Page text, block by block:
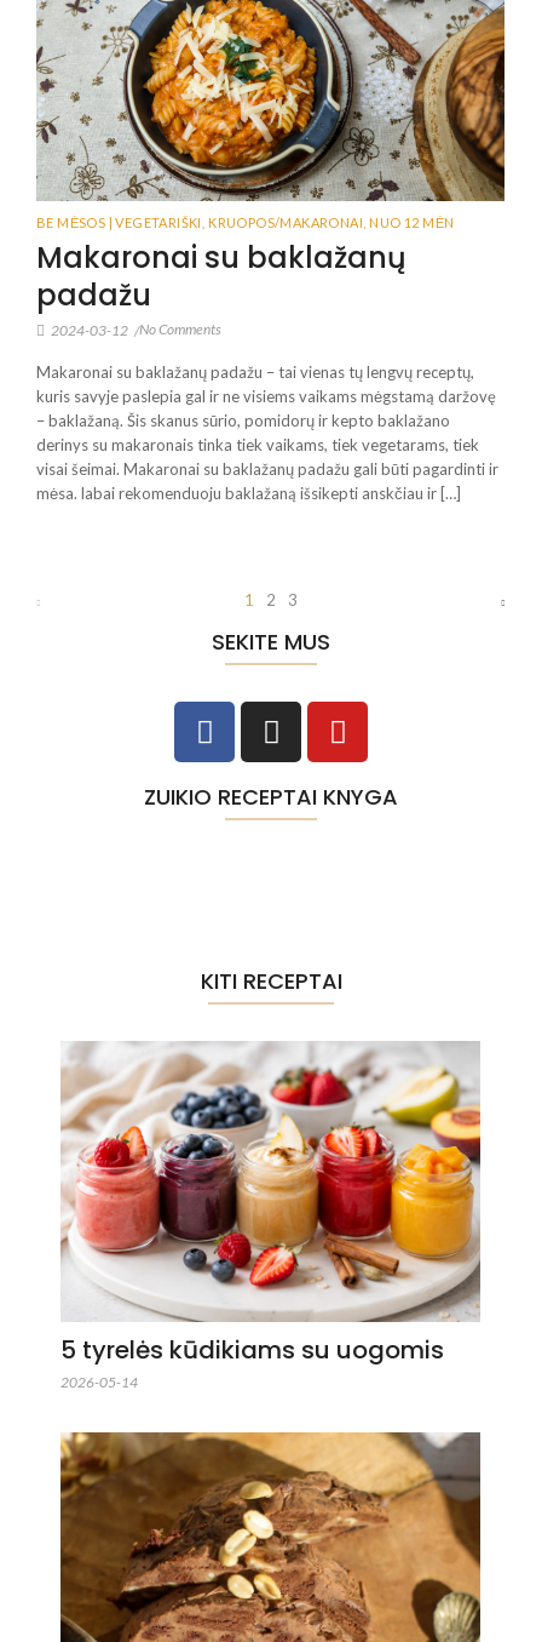
BE MĖSOS | VEGETARIŠKI KRUOPOS/MAKARONAI NUO 12 MĖN
Makaronai su baklažanų
padažu
2024-03-12 /No Comments
Makaronai su baklažanų padažu – tai vienas tų lengvų receptų,
kuris savyje paslepia gal ir ne visiems vaikams mėgstamą daržovę
– baklažaną. Šis skanus sūrio, pomidorų ir kepto baklažano
derinys su makaronais tinka tiek vaikams, tiek vegetarams, tiek
visai šeimai. Makaronai su baklažanų padažu gali būti pagardinti ir
mėsa. labai rekomenduoju baklažaną išsikepti anskčiau ir […]
1 2 3
SEKITE MUS
ZUIKIO RECEPTAI KNYGA
KITI RECEPTAI
5 tyrelės kūdikiams su uogomis
2026-05-14